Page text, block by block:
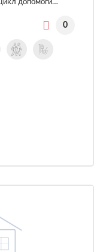
цикл допомоги…
0